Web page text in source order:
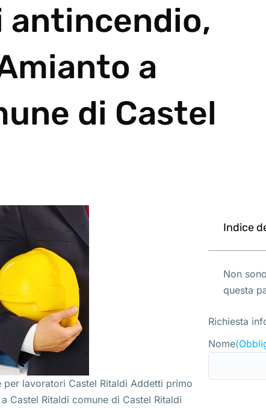
antincendio,
a
di Castel
lavoratori Castel Ritaldi Addetti primo
Castel Ritaldi comune di Castel Ritaldi
Indice
Non
questa
Richiesta
Nome